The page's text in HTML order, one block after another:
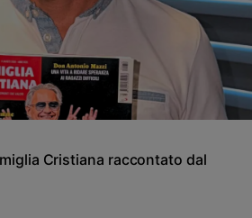
Cristiana raccontato dal